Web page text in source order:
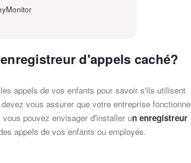
d'appels caché?
appels de vos enfants pour savoir s'ils utilisent
vous assurer que votre entreprise fonctionne
pouvez envisager d'installer un enregistreur
appels de vos enfants ou employés.